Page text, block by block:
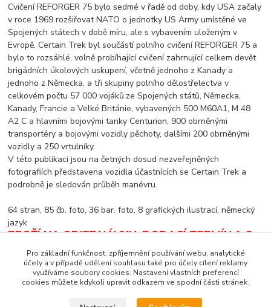
Cvičení REFORGER 75 bylo sedmé v řadě od doby, kdy USA začaly
v roce 1969 rozšiřovat NATO o jednotky US Army umístěné ve
Spojených státech v době míru, ale s vybavením uloženým v
Evropě. Certain Trek byl součástí polního cvičení REFORGER 75 a
bylo to rozsáhlé, volně probíhající cvičení zahrnující celkem devět
brigádních úkolových uskupení, včetně jednoho z Kanady a
jednoho z Německa, a tři skupiny polního dělostřelectva v
celkovém počtu 57 000 vojáků.ze Spojených států, Německa,
Kanady, Francie a Velké Británie, vybavených 500 M60A1, M 48
A2 C a hlavními bojovými tanky Centurion, 900 obrněnými
transportéry a bojovými vozidly pěchoty, dalšími 200 obrněnými
vozidly a 250 vrtulníky.
V této publikaci jsou na četných dosud nezveřejněných
fotografiích představena vozidla účastnících se Certain Trek a
podrobně je sledován průběh manévru.
64 stran, 85 čb. foto, 36 bar. foto, 8 grafických ilustrací, německý
jazyk
ZBOŽÍ NA OBJEDNÁVKU. DODACÍ TERMÍN 1-2
MĚSÍCE.DODACÍ PODMÍNKY - POUZE
DOBÍRKA!
Pro základní funkčnost, zpříjemnění používání webu, analytické
účely a v případě udělení souhlasu také pro účely cílení reklamy
využíváme soubory cookies. Nastavení vlastních preferencí
cookies můžete kdykoli upravit odkazem ve spodní části stránek.